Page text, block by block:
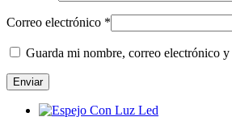
Correo electrónico *
Guarda mi nombre, correo electrónico